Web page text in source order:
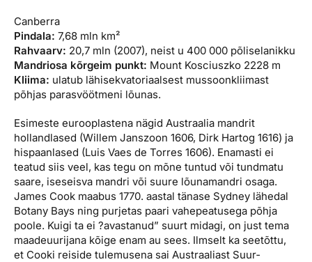
Canberra
Pindala: 7,68 mln km²
Rahvaarv: 20,7 mln (2007), neist u 400 000 põliselanikku
Mandriosa kõrgeim punkt: Mount Kosciuszko 2228 m
Kliima: ulatub lähisekvatoriaalsest mussoonkliimast
põhjas parasvöötmeni lõunas.
Esimeste eurooplastena nägid Austraalia mandrit
hollandlased (Willem Janszoon 1606, Dirk Hartog 1616) ja
hispaanlased (Luis Vaes de Torres 1606). Enamasti ei
teatud siis veel, kas tegu on mõne tuntud või tundmatu
saare, ise­seisva man­dri või suure lõunamandri osaga.
James Cook maabus 1770. aastal tänase Sydney lähedal
Botany Bays ning purjetas paari vahepeatusega põhja
poole. Kuigi ta ei ?avastanud” suurt midagi, on just tema
maadeuurijana kõige enam au sees. Ilmselt ka seetõttu,
et Cooki reiside tulemusena sai Austraaliast Suur­